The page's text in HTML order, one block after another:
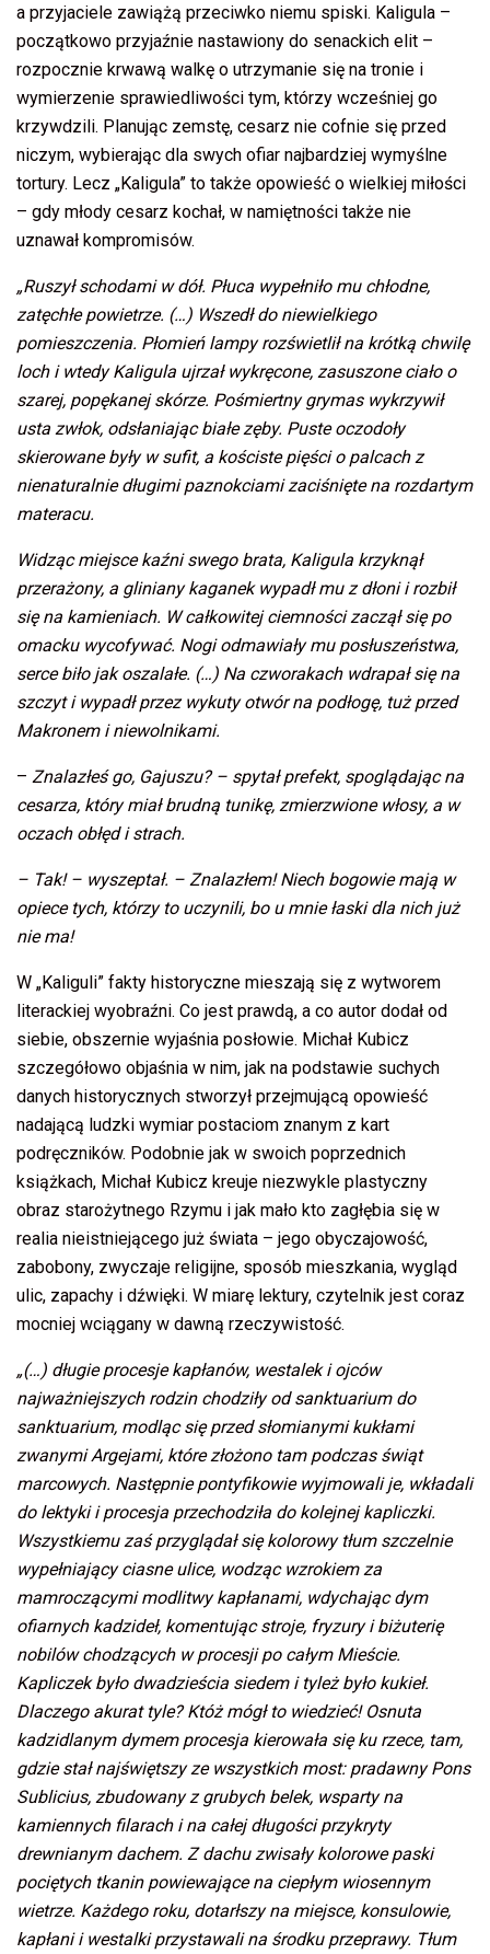
a przyjaciele zawiążą przeciwko niemu spiski. Kaligula –
początkowo przyjaźnie nastawiony do senackich elit –
rozpocznie krwawą walkę o utrzymanie się na tronie i
wymierzenie sprawiedliwości tym, którzy wcześniej go
krzywdzili. Planując zemstę, cesarz nie cofnie się przed
niczym, wybierając dla swych ofiar najbardziej wymyślne
tortury. Lecz „Kaligula” to także opowieść o wielkiej miłości
– gdy młody cesarz kochał, w namiętności także nie
uznawał kompromisów.
„Ruszył schodami w dół. Płuca wypełniło mu chłodne,
zatęchłe powietrze. (…) Wszedł do niewielkiego
pomieszczenia. Płomień lampy rozświetlił na krótką chwilę
loch i wtedy Kaligula ujrzał wykręcone, zasuszone ciało o
szarej, popękanej skórze. Pośmiertny grymas wykrzywił
usta zwłok, odsłaniając białe zęby. Puste oczodoły
skierowane były w sufit, a kościste pięści o palcach z
nienaturalnie długimi paznokciami zaciśnięte na rozdartym
materacu.
Widząc miejsce kaźni swego brata, Kaligula krzyknął
przerażony, a gliniany kaganek wypadł mu z dłoni i rozbił
się na kamieniach. W całkowitej ciemności zaczął się po
omacku wycofywać. Nogi odmawiały mu posłuszeństwa,
serce biło jak oszalałe. (…) Na czworakach wdrapał się na
szczyt i wypadł przez wykuty otwór na podłogę, tuż przed
Makronem i niewolnikami.
– Znalazłeś go, Gajuszu? – spytał prefekt, spoglądając na
cesarza, który miał brudną tunikę, zmierzwione włosy, a w
oczach obłęd i strach.
– Tak! – wyszeptał. – Znalazłem! Niech bogowie mają w
opiece tych, którzy to uczynili, bo u mnie łaski dla nich już
nie ma!
W „Kaliguli” fakty historyczne mieszają się z wytworem
literackiej wyobraźni. Co jest prawdą, a co autor dodał od
siebie, obszernie wyjaśnia posłowie. Michał Kubicz
szczegółowo objaśnia w nim, jak na podstawie suchych
danych historycznych stworzył przejmującą opowieść
nadającą ludzki wymiar postaciom znanym z kart
podręczników. Podobnie jak w swoich poprzednich
książkach, Michał Kubicz kreuje niezwykle plastyczny
obraz starożytnego Rzymu i jak mało kto zagłębia się w
realia nieistniejącego już świata – jego obyczajowość,
zabobony, zwyczaje religijne, sposób mieszkania, wygląd
ulic, zapachy i dźwięki. W miarę lektury, czytelnik jest coraz
mocniej wciągany w dawną rzeczywistość.
„(…) długie procesje kapłanów, westalek i ojców
najważniejszych rodzin chodziły od sanktuarium do
sanktuarium, modląc się przed słomianymi kukłami
zwanymi Argejami, które złożono tam podczas świąt
marcowych. Następnie pontyfikowie wyjmowali je, wkładali
do lektyki i procesja przechodziła do kolejnej kapliczki.
Wszystkiemu zaś przyglądał się kolorowy tłum szczelnie
wypełniający ciasne ulice, wodząc wzrokiem za
mamroczącymi modlitwy kapłanami, wdychając dym
ofiarnych kadzideł, komentując stroje, fryzury i biżuterię
nobilów chodzących w procesji po całym Mieście.
Kapliczek było dwadzieścia siedem i tyleż było kukieł.
Dlaczego akurat tyle? Któż mógł to wiedzieć! Osnuta
kadzidlanym dymem procesja kierowała się ku rzece, tam,
gdzie stał najświętszy ze wszystkich most: pradawny Pons
Sublicius, zbudowany z grubych belek, wsparty na
kamiennych filarach i na całej długości przykryty
drewnianym dachem. Z dachu zwisały kolorowe paski
pociętych tkanin powiewające na ciepłym wiosennym
wietrze. Każdego roku, dotarłszy na miejsce, konsulowie,
kapłani i westalki przystawali na środku przeprawy. Tłum